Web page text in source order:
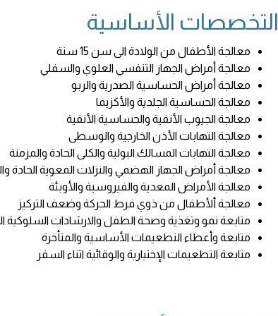
التخصصات الأساسية
معالجة الأطفال من الولادة الى سن 15 سنة
معالجة أمراض الجهاز التنفسي العلوي والسفلي
معالجة أمراض الحساسية الصدرية والربو
معالجة الحساسية الجلدية والأكزيما
معالجة الجيوب الأنفية والحساسية الأنفية
معالجة التهابات الأذن الخارجية والوسطى
معالجة التهابات المسالك البولية والكلى الحادة والمزمنة
معالجة أمراض الجهاز الهضمي والنزلات المعوية الحادة
معالجة الأمراض المعدية والفيروسية والأوبئة
معالجة ألأطفال من ذوي فرط الحركة وضعف التركيز
متابعة نمو وتغذية وصحة الطفل والارشادات السلوكية
متابعة وأعطاء التطعيمات الأساسية والمتأخرة
متابعة التطعيمات الإختيارية والوقائية اثناء السفر